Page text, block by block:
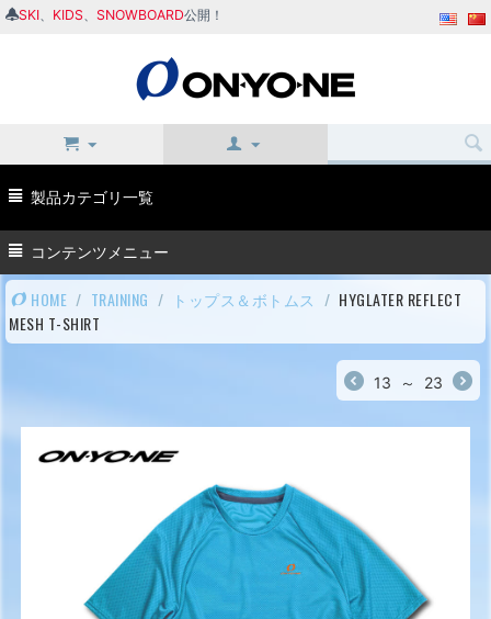
SKI KIDS SNOWBOARD公開！
製品カテゴリ一覧
コンテンツメニュー
HOME / TRAINING / トップス＆ボトムス / HYGLATER REFLECT
MESH T-SHIRT
13 ～ 23